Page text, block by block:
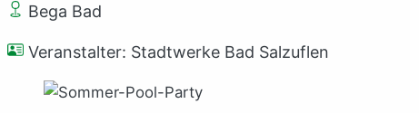
Bega Bad
Veranstalter: Stadtwerke Bad Salzuflen